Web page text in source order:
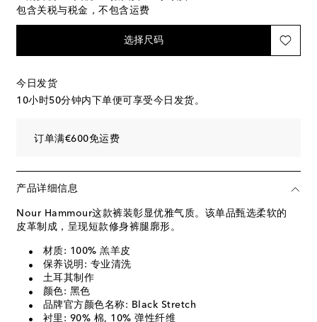
包含关税与税金，不包含运费
选择尺码
今日发货
10小时50分钟内下单便可享受今日发货。
订单满€600免运费
产品详细信息
Nour Hammour这款裤装彰显优雅气质。该单品甄选柔软的
皮革制成，呈现短款修身裤腿廓形。
材质: 100% 羔羊皮
保养说明: 专业清洗
土耳其制作
颜色: 黑色
品牌官方颜色名称: Black Stretch
衬里: 90% 棉, 10% 弹性纤维